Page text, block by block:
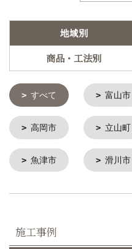
地域別
商品・工法別
すべて 富山市
高岡市 立山町
魚津市 滑川市
施工事例